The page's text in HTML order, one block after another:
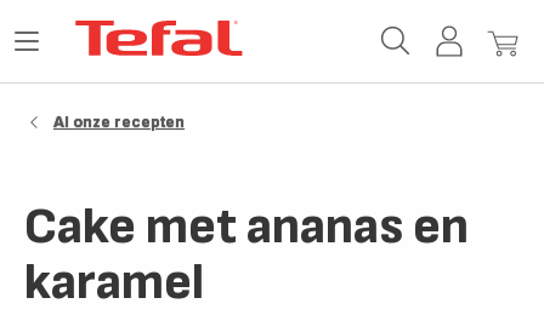
MijnMijn
Open
Al onze recepten
Cake met ananas en
karamel